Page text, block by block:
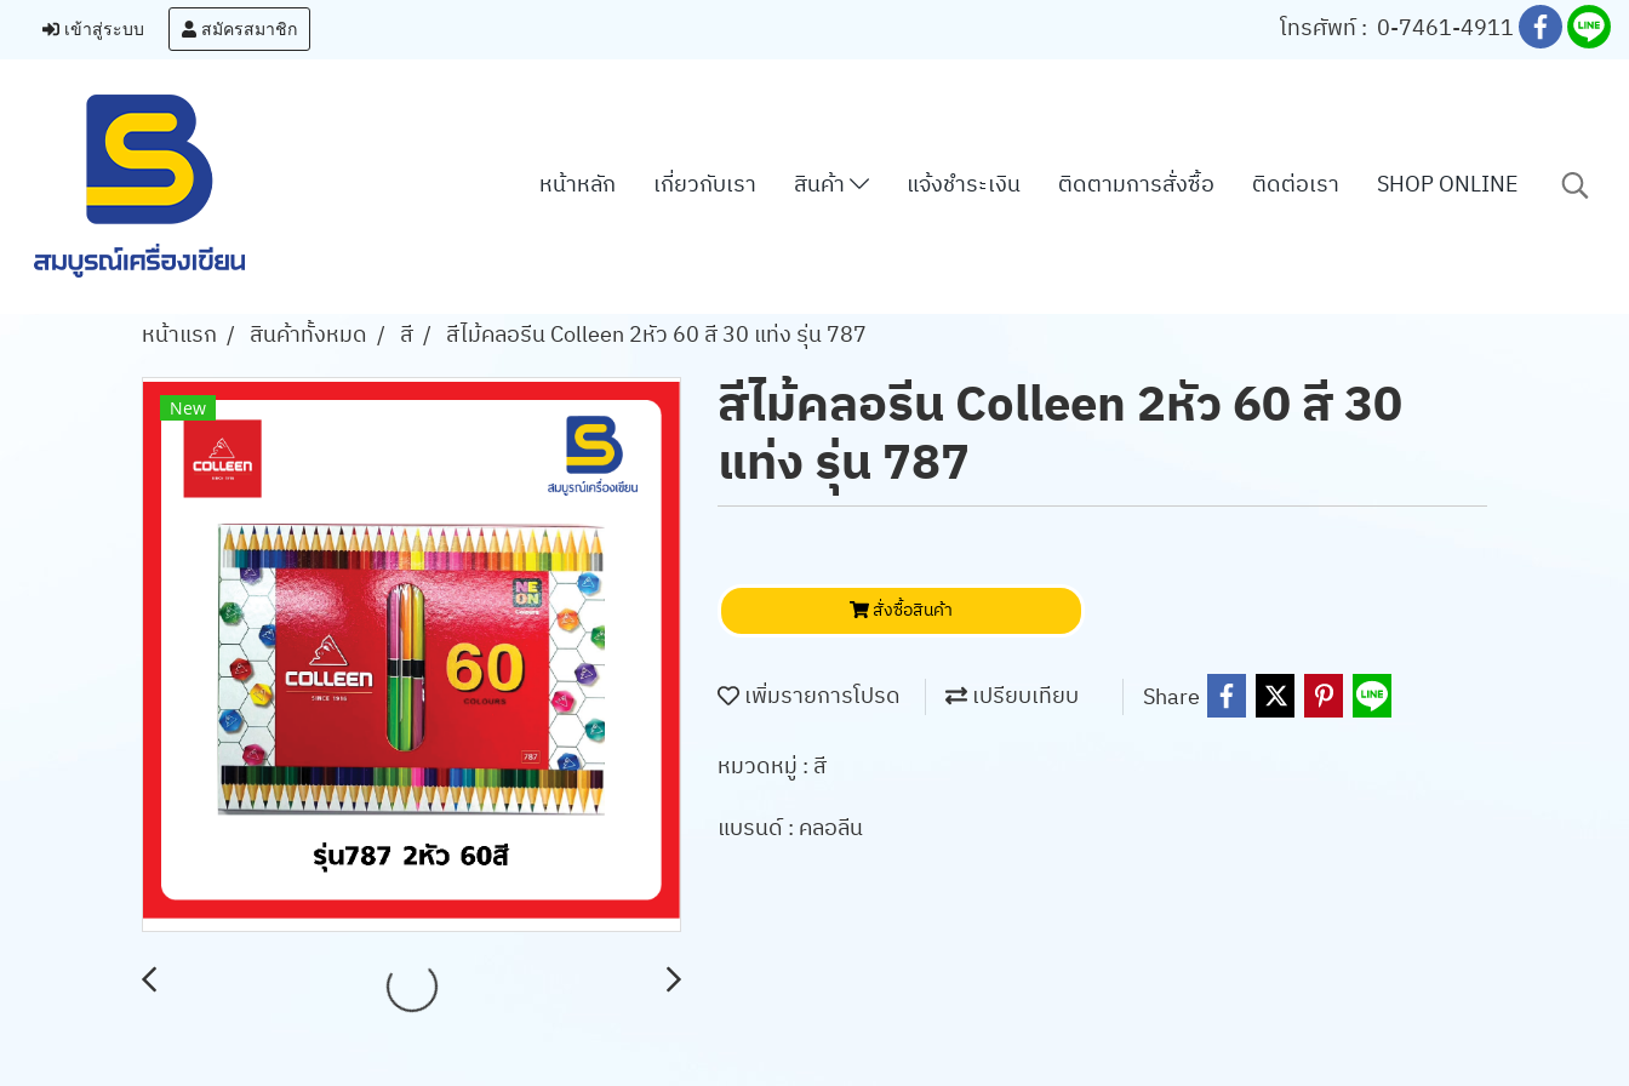
เข้าสู่ระบบ สมัครสมาชิก โทรศัพท์ : 0-7461-4911
หน้าหลัก เกี่ยวกับเรา สินค้า แจ้งชำระเงิน ติดตามการสั่งซื้อ ติดต่อเรา SHOP ONLINE
หน้าแรก สินค้าทั้งหมด สี สีไม้คลอรีน Colleen 2หัว 60 สี 30 แท่ง รุ่น 787
New สีไม้คลอรีน Colleen 2หัว 60 สี 30
แท่ง รุ่น 787
สั่งซื้อสินค้า
เพิ่มรายการโปรด เปรียบเทียบ
Share
หมวดหมู่ : สี
แบรนด์ : คลอลีน